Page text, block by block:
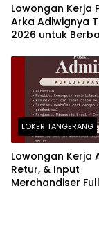
Lowongan Kerja
Arka Adiwignya
2026 untuk
LOKER TANGERANG
Lowongan Kerja
Retur, & Input
Merchandiser